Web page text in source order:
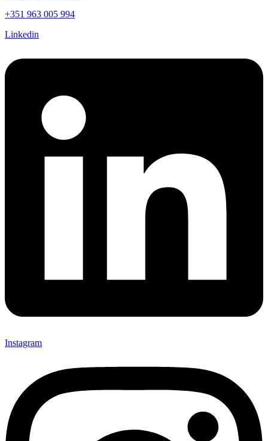
+351 963 005 994
Linkedin
Instagram